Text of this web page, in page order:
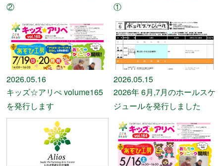
②
①
2026.05.16
キッズ☆アリぺ volume165
を発行します
2026.05.15
2026年 6月,7月のホールスケ
ジュールを発行しました